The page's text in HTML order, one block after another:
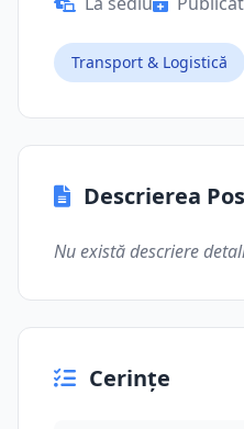
Transport & Logistică
Descrierea
Nu există descriere
Cerințe